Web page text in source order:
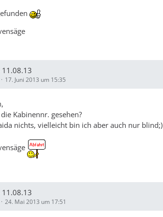
17. Juni 2013 um 15:35
Kabinennr. gesehen?
nichts, vielleicht bin ich aber auch nur blind;)
24. Mai 2013 um 17:51